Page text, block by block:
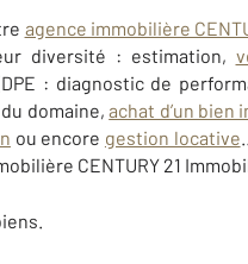
agence immobilière
diversité : estimation,
: diagnostic de
domaine,achat d’un bien
ou encore gestion locative
CENTURY 21